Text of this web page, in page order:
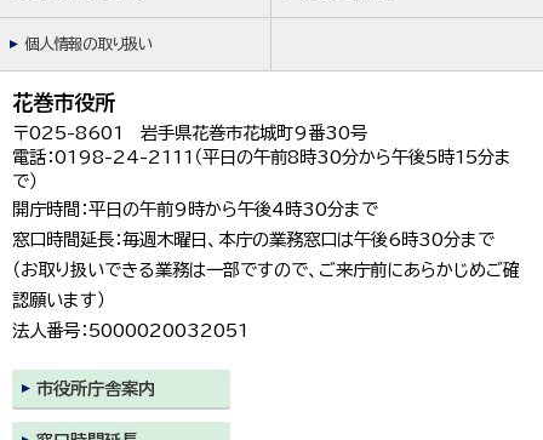
個人情報の取り扱い
花巻市役所
〒025-8601 岩手県花巻市花城町9番30号
電話：0198-24-2111（平日の午前8時30分から午後5時15分ま
で）
開庁時間：平日の午前9時から午後4時30分まで
窓口時間延長：毎週木曜日、本庁の業務窓口は午後6時30分まで
（お取り扱いできる業務は一部ですので、ご来庁前にあらかじめご確
認願います）
法人番号：5000020032051
市役所庁舎案内